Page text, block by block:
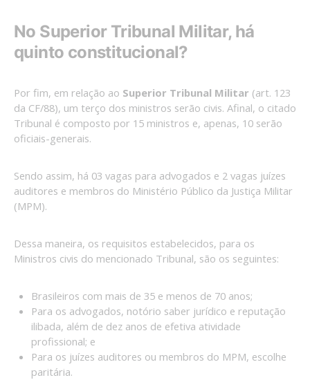
No Superior Tribunal Militar, há
quinto constitucional?
Por fim, em relação ao Superior Tribunal Militar (art. 123
da CF/88), um terço dos ministros serão civis. Afinal, o citado
Tribunal é composto por 15 ministros e, apenas, 10 serão
oficiais-generais.
Sendo assim, há 03 vagas para advogados e 2 vagas juízes
auditores e membros do Ministério Público da Justiça Militar
(MPM).
Dessa maneira, os requisitos estabelecidos, para os
Ministros civis do mencionado Tribunal, são os seguintes:
Brasileiros com mais de 35 e menos de 70 anos;
Para os advogados, notório saber jurídico e reputação
ilibada, além de dez anos de efetiva atividade
profissional; e
Para os juízes auditores ou membros do MPM, escolhe
paritária.